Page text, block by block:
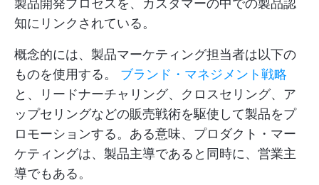
製品開発プロセスを、カスタマーの中での製品認
知にリンクされている。
概念的には、製品マーケティング担当者は以下の
ものを使用する。 ブランド・マネジメント戦略
と、リードナーチャリング、クロスセリング、ア
ップセリングなどの販売戦術を駆使して製品をプ
ロモーションする。ある意味、プロダクト・マー
ケティングは、製品主導であると同時に、営業主
導でもある。